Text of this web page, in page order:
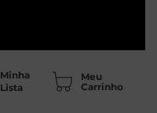
Minha
Lista